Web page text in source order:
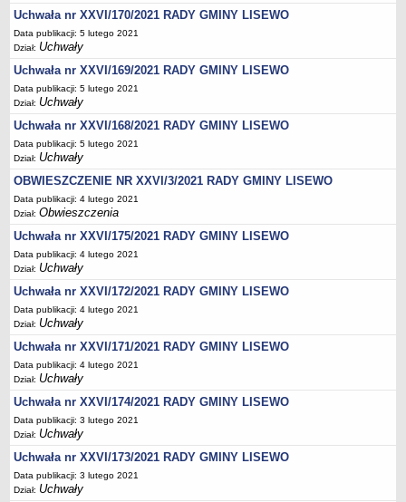
Utylizacja wyrobów azbestowych
Zarządzanie kryzysowe
PETYCJE
Bieżące
Rozpatrzone
Informacja roczna
MAJĄTEK I FINANSE
Budżet
Majątek gminy
Dług publiczny
Wykaz wydatków
Realizacja inwestycji
Oferty inwestycyjne
Informacje
Sprzedaż i dzierżawa nieruchomości
PRAWO LOKALNE
Statut
Stanowiska i opinie
Opłaty i podatki
Ochrona środowiska
Programy i zamierzenia
Plany
Uchwała nr XXVI/170/2021 RADY GMINY LISEWO
Data publikacji: 5 lutego 2021
Dział: Uchwały
Uchwała nr XXVI/169/2021 RADY GMINY LISEWO
Data publikacji: 5 lutego 2021
Dział: Uchwały
Uchwała nr XXVI/168/2021 RADY GMINY LISEWO
Data publikacji: 5 lutego 2021
Dział: Uchwały
OBWIESZCZENIE NR XXVI/3/2021 RADY GMINY LISEWO
Data publikacji: 4 lutego 2021
Dział:Obwieszczenia
Uchwała nr XXVI/175/2021 RADY GMINY LISEWO
Data publikacji: 4 lutego 2021
Dział: Uchwały
Uchwała nr XXVI/172/2021 RADY GMINY LISEWO
Data publikacji: 4 lutego 2021
Dział: Uchwały
Uchwała nr XXVI/171/2021 RADY GMINY LISEWO
Data publikacji: 4 lutego 2021
Dział: Uchwały
Uchwała nr XXVI/174/2021 RADY GMINY LISEWO
Data publikacji: 3 lutego 2021
Dział: Uchwały
Uchwała nr XXVI/173/2021 RADY GMINY LISEWO
Data publikacji: 3 lutego 2021
Dział: Uchwały